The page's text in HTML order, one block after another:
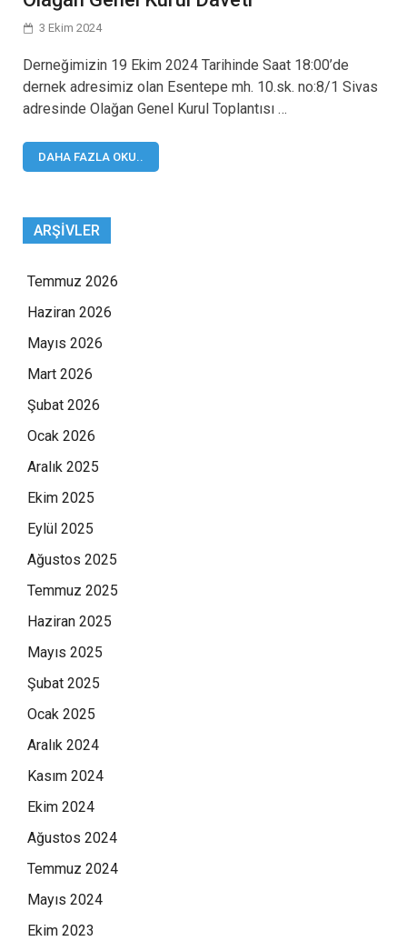
3 Ekim 2024
Derneğimizin 19 Ekim 2024 Tarihinde Saat 18:00’de
dernek adresimiz olan Esentepe mh. 10.sk. no:8/1 Sivas
adresinde Olağan Genel Kurul Toplantısı …
DAHA FAZLA OKU..
ARŞIVLER
Temmuz 2026
Haziran 2026
Mayıs 2026
Mart 2026
Şubat 2026
Ocak 2026
Aralık 2025
Ekim 2025
Eylül 2025
Ağustos 2025
Temmuz 2025
Haziran 2025
Mayıs 2025
Şubat 2025
Ocak 2025
Aralık 2024
Kasım 2024
Ekim 2024
Ağustos 2024
Temmuz 2024
Mayıs 2024
Ekim 2023